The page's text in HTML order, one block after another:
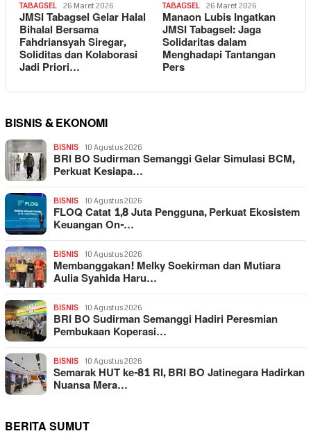
TABAGSEL 26 Maret 2026
JMSI Tabagsel Gelar Halal
Bihalal Bersama
Fahdriansyah Siregar,
Soliditas dan Kolaborasi
Jadi Priori…
TABAGSEL 26 Maret 2026
Manaon Lubis Ingatkan
JMSI Tabagsel: Jaga
Solidaritas dalam
Menghadapi Tantangan
Pers
BISNIS & EKONOMI
BISNIS 10 Agustus 2026
BRI BO Sudirman Semanggi Gelar Simulasi BCM,
Perkuat Kesiapa…
BISNIS 10 Agustus 2026
FLOQ Catat 1,8 Juta Pengguna, Perkuat Ekosistem
Keuangan On-…
BISNIS 10 Agustus 2026
Membanggakan! Melky Soekirman dan Mutiara
Aulia Syahida Haru…
BISNIS 10 Agustus 2026
BRI BO Sudirman Semanggi Hadiri Peresmian
Pembukaan Koperasi…
BISNIS 10 Agustus 2026
Semarak HUT ke-81 RI, BRI BO Jatinegara Hadirkan
Nuansa Mera…
BERITA SUMUT